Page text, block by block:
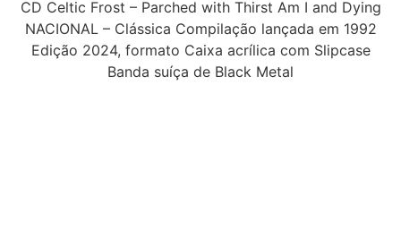
CD Celtic Frost – Parched with Thirst Am I and Dying
NACIONAL – Clássica Compilação lançada em 1992
Edição 2024, formato Caixa acrílica com Slipcase
Banda suíça de Black Metal